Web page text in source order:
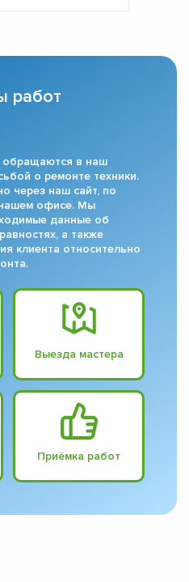
работ
обращаются в наш
о ремонте техники.
через наш сайт, по
офисе. Мы
данные об
а также
клиента относительно
Выезда мастера
Приёмка работ